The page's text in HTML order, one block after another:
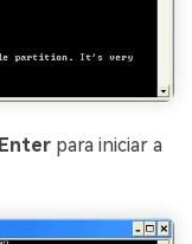
Enter para iniciar a